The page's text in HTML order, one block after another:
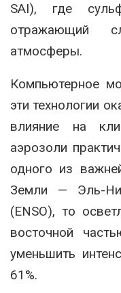
SAI), где
отражающий
атмосферы.
Компьютерное
эти технологии
влияние на
аэрозоли
одного из
Земли — Эль-
(ENSO), то
восточной
уменьшить
61%.